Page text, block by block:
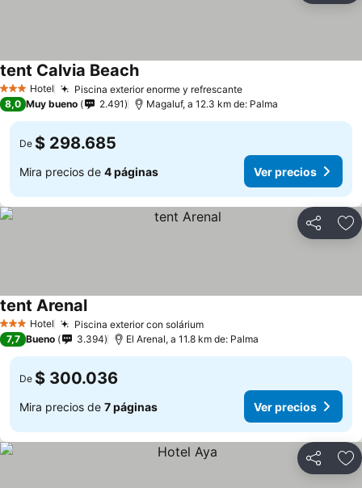
3 Estrellas
Hotel Piscina exterior enorme y refrescante
tent Calvia Beach
8,0 Muy bueno 2.491 Magaluf, a 12.3 km de: Palma
De $ 298.685
Mira precios de 4 páginas Ver precios
Compartir
3 Estrellas
Hotel Piscina exterior con solárium
tent Arenal
7,7 Bueno 3.394 El Arenal, a 11.8 km de: Palma
De $ 300.036
Mira precios de 7 páginas Ver precios
Compartir